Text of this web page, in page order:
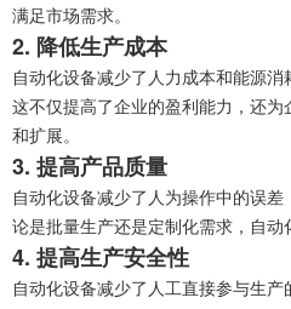
满足市场需求。
2. 降低生产成本
自动化设备减少了人力成本和能源消
这不仅提高了企业的盈利能力，还
和扩展。
3. 提高产品质量
自动化设备减少了人为操作中的误
论是批量生产还是定制化需求，自动
4. 提高生产安全性
自动化设备减少了人工直接参与生